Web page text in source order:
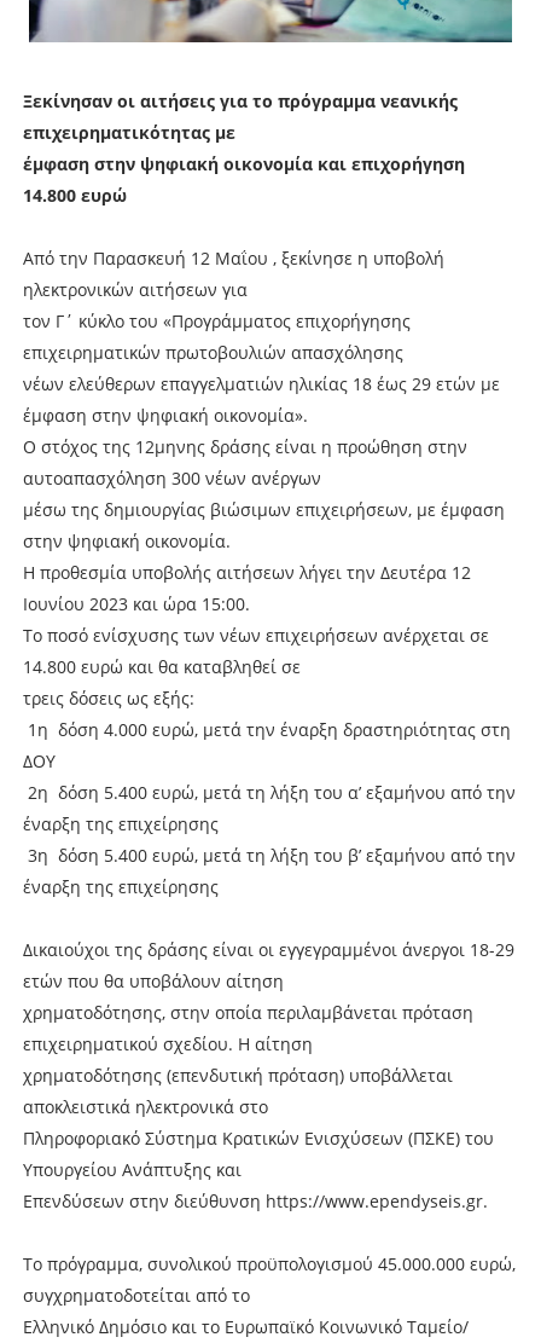
Ξεκίνησαν οι αιτήσεις για το πρόγραμμα νεανικής
επιχειρηματικότητας με
έμφαση στην ψηφιακή οικονομία και επιχορήγηση
14.800 ευρώ
Από την Παρασκευή 12 Μαΐου , ξεκίνησε η υποβολή
ηλεκτρονικών αιτήσεων για
τον Γ΄ κύκλο του «Προγράμματος επιχορήγησης
επιχειρηματικών πρωτοβουλιών απασχόλησης
νέων ελεύθερων επαγγελματιών ηλικίας 18 έως 29 ετών με
έμφαση στην ψηφιακή οικονομία».
Ο στόχος της 12μηνης δράσης είναι η προώθηση στην
αυτοαπασχόληση 300 νέων ανέργων
μέσω της δημιουργίας βιώσιμων επιχειρήσεων, με έμφαση
στην ψηφιακή οικονομία.
Η προθεσμία υποβολής αιτήσεων λήγει την Δευτέρα 12
Ιουνίου 2023 και ώρα 15:00.
Το ποσό ενίσχυσης των νέων επιχειρήσεων ανέρχεται σε
14.800 ευρώ και θα καταβληθεί σε
τρεις δόσεις ως εξής:
1η δόση 4.000 ευρώ, μετά την έναρξη δραστηριότητας στη
ΔΟΥ
2η δόση 5.400 ευρώ, μετά τη λήξη του α’ εξαμήνου από την
έναρξη της επιχείρησης
3η δόση 5.400 ευρώ, μετά τη λήξη του β’ εξαμήνου από την
έναρξη της επιχείρησης
Δικαιούχοι της δράσης είναι οι εγγεγραμμένοι άνεργοι 18-29
ετών που θα υποβάλουν αίτηση
χρηματοδότησης, στην οποία περιλαμβάνεται πρόταση
επιχειρηματικού σχεδίου. Η αίτηση
χρηματοδότησης (επενδυτική πρόταση) υποβάλλεται
αποκλειστικά ηλεκτρονικά στο
Πληροφοριακό Σύστημα Κρατικών Ενισχύσεων (ΠΣΚΕ) του
Υπουργείου Ανάπτυξης και
Επενδύσεων στην διεύθυνση https://www.ependyseis.gr.
Το πρόγραμμα, συνολικού προϋπολογισμού 45.000.000 ευρώ,
συγχρηματοδοτείται από το
Ελληνικό Δημόσιο και το Ευρωπαϊκό Κοινωνικό Ταμείο/